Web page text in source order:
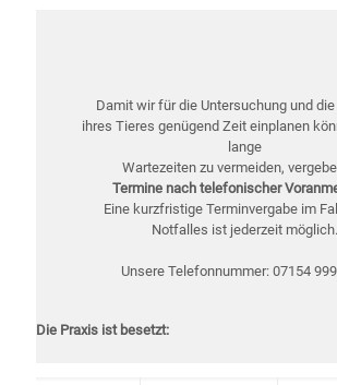
Damit wir für die Untersuchung und
ihres Tieres genügend Zeit einplanen
lange
Wartezeiten zu vermeiden,
Termine nach telefonischer
Eine kurzfristige Terminvergabe im
Notfalles ist jederzeit möglich.
Unsere Telefonnummer: 07154
Die Praxis ist besetzt: